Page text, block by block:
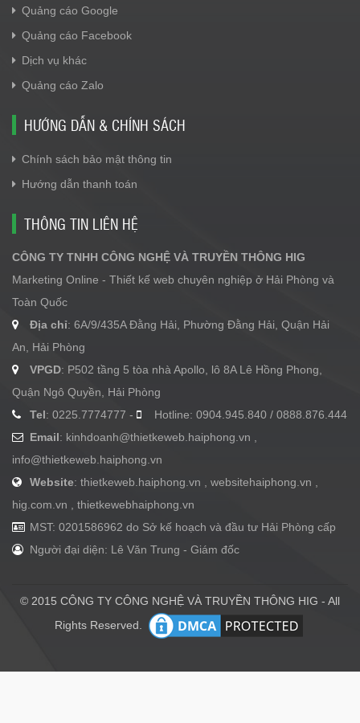
Quảng cáo Google
Quảng cáo Facebook
Dịch vụ khác
Quảng cáo Zalo
HƯỚNG DẪN & CHÍNH SÁCH
Chính sách bảo mật thông tin
Hướng dẫn thanh toán
THÔNG TIN LIÊN HỆ
CÔNG TY TNHH CÔNG NGHỆ VÀ TRUYỀN THÔNG HIG
Marketing Online - Thiết kế web chuyên nghiệp ở Hải Phòng và
Toàn Quốc
Địa chỉ: 6A/9/435A Đằng Hải, Phường Đằng Hải, Quận Hải
An, Hải Phòng
VPGD: P502 tầng 5 tòa nhà Apollo, lô 8A Lê Hồng Phong,
Quận Ngô Quyền, Hải Phòng
Tel: 0225.7774777 -
Hotline: 0904.945.840 / 0888.876.444
Email: kinhdoanh@thietkeweb.haiphong.vn ,
info@thietkeweb.haiphong.vn
Website: thietkeweb.haiphong.vn , websitehaiphong.vn ,
hig.com.vn , thietkewebhaiphong.vn
MST: 0201586962 do Sở kế hoạch và đầu tư Hải Phòng cấp
Người đại diện: Lê Văn Trung - Giám đốc
© 2015 CÔNG TY CÔNG NGHỆ VÀ TRUYỀN THÔNG HIG - All
Rights Reserved.